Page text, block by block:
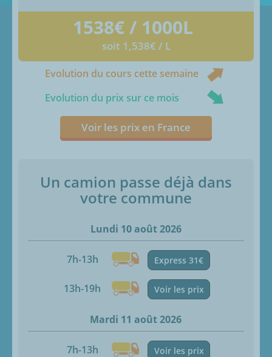
1538€ / 1000L
soit 1,538€ / L
Evolution du cours cette semaine
Evolution du prix sur ce mois
Voir les prix en France
Un camion passe déjà dans
votre commune
Lundi 10 août 2026
7h-13h Express 31€
13h-19h Voir les prix
Mardi 11 août 2026
7h-13h Voir les prix